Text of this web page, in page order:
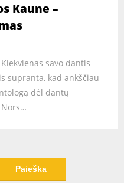
Kaune –
savo dantis
supranta, kad ankščiau
dėl dantų